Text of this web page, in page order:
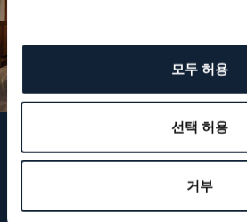
모두 허용
선택 허용
거부
브레게 팔로우하기